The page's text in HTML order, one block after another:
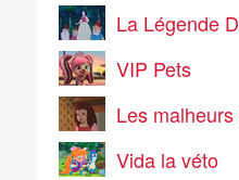
La Légende
VIP Pets
Les
Vida la véto